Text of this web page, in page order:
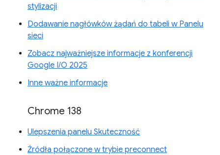
stylizacji
Dodawanie nagłówków żądań do tabeli w Panelu
sieci
Zobacz najważniejsze informacje z konferencji
Google I/O 2025
Inne ważne informacje
Chrome 138
Ulepszenia panelu Skuteczność
Źródła połączone w trybie preconnect